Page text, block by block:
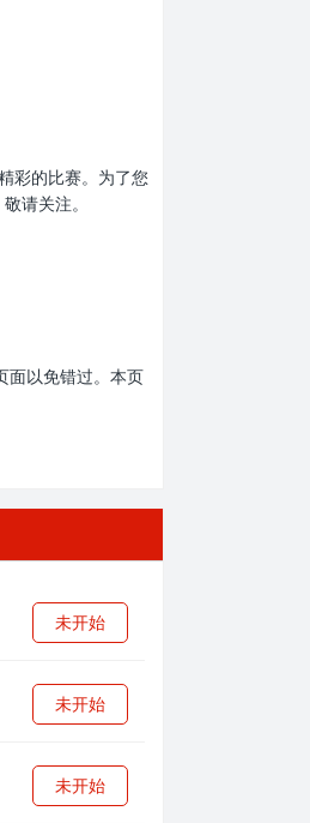
彩的比赛。为了您
请关注。
面以免错过。本页
未开始
未开始
未开始